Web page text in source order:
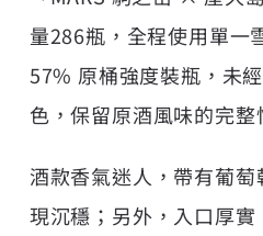
量286瓶，全程使用單一
57% 原桶強度裝瓶，未
色，保留原酒風味的完整
酒款香氣迷人，帶有葡
現沉穩；另外，入口厚實